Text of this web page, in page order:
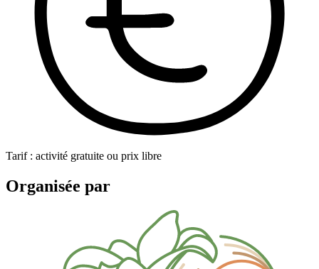
Tarif : activité gratuite ou prix libre
Organisée par